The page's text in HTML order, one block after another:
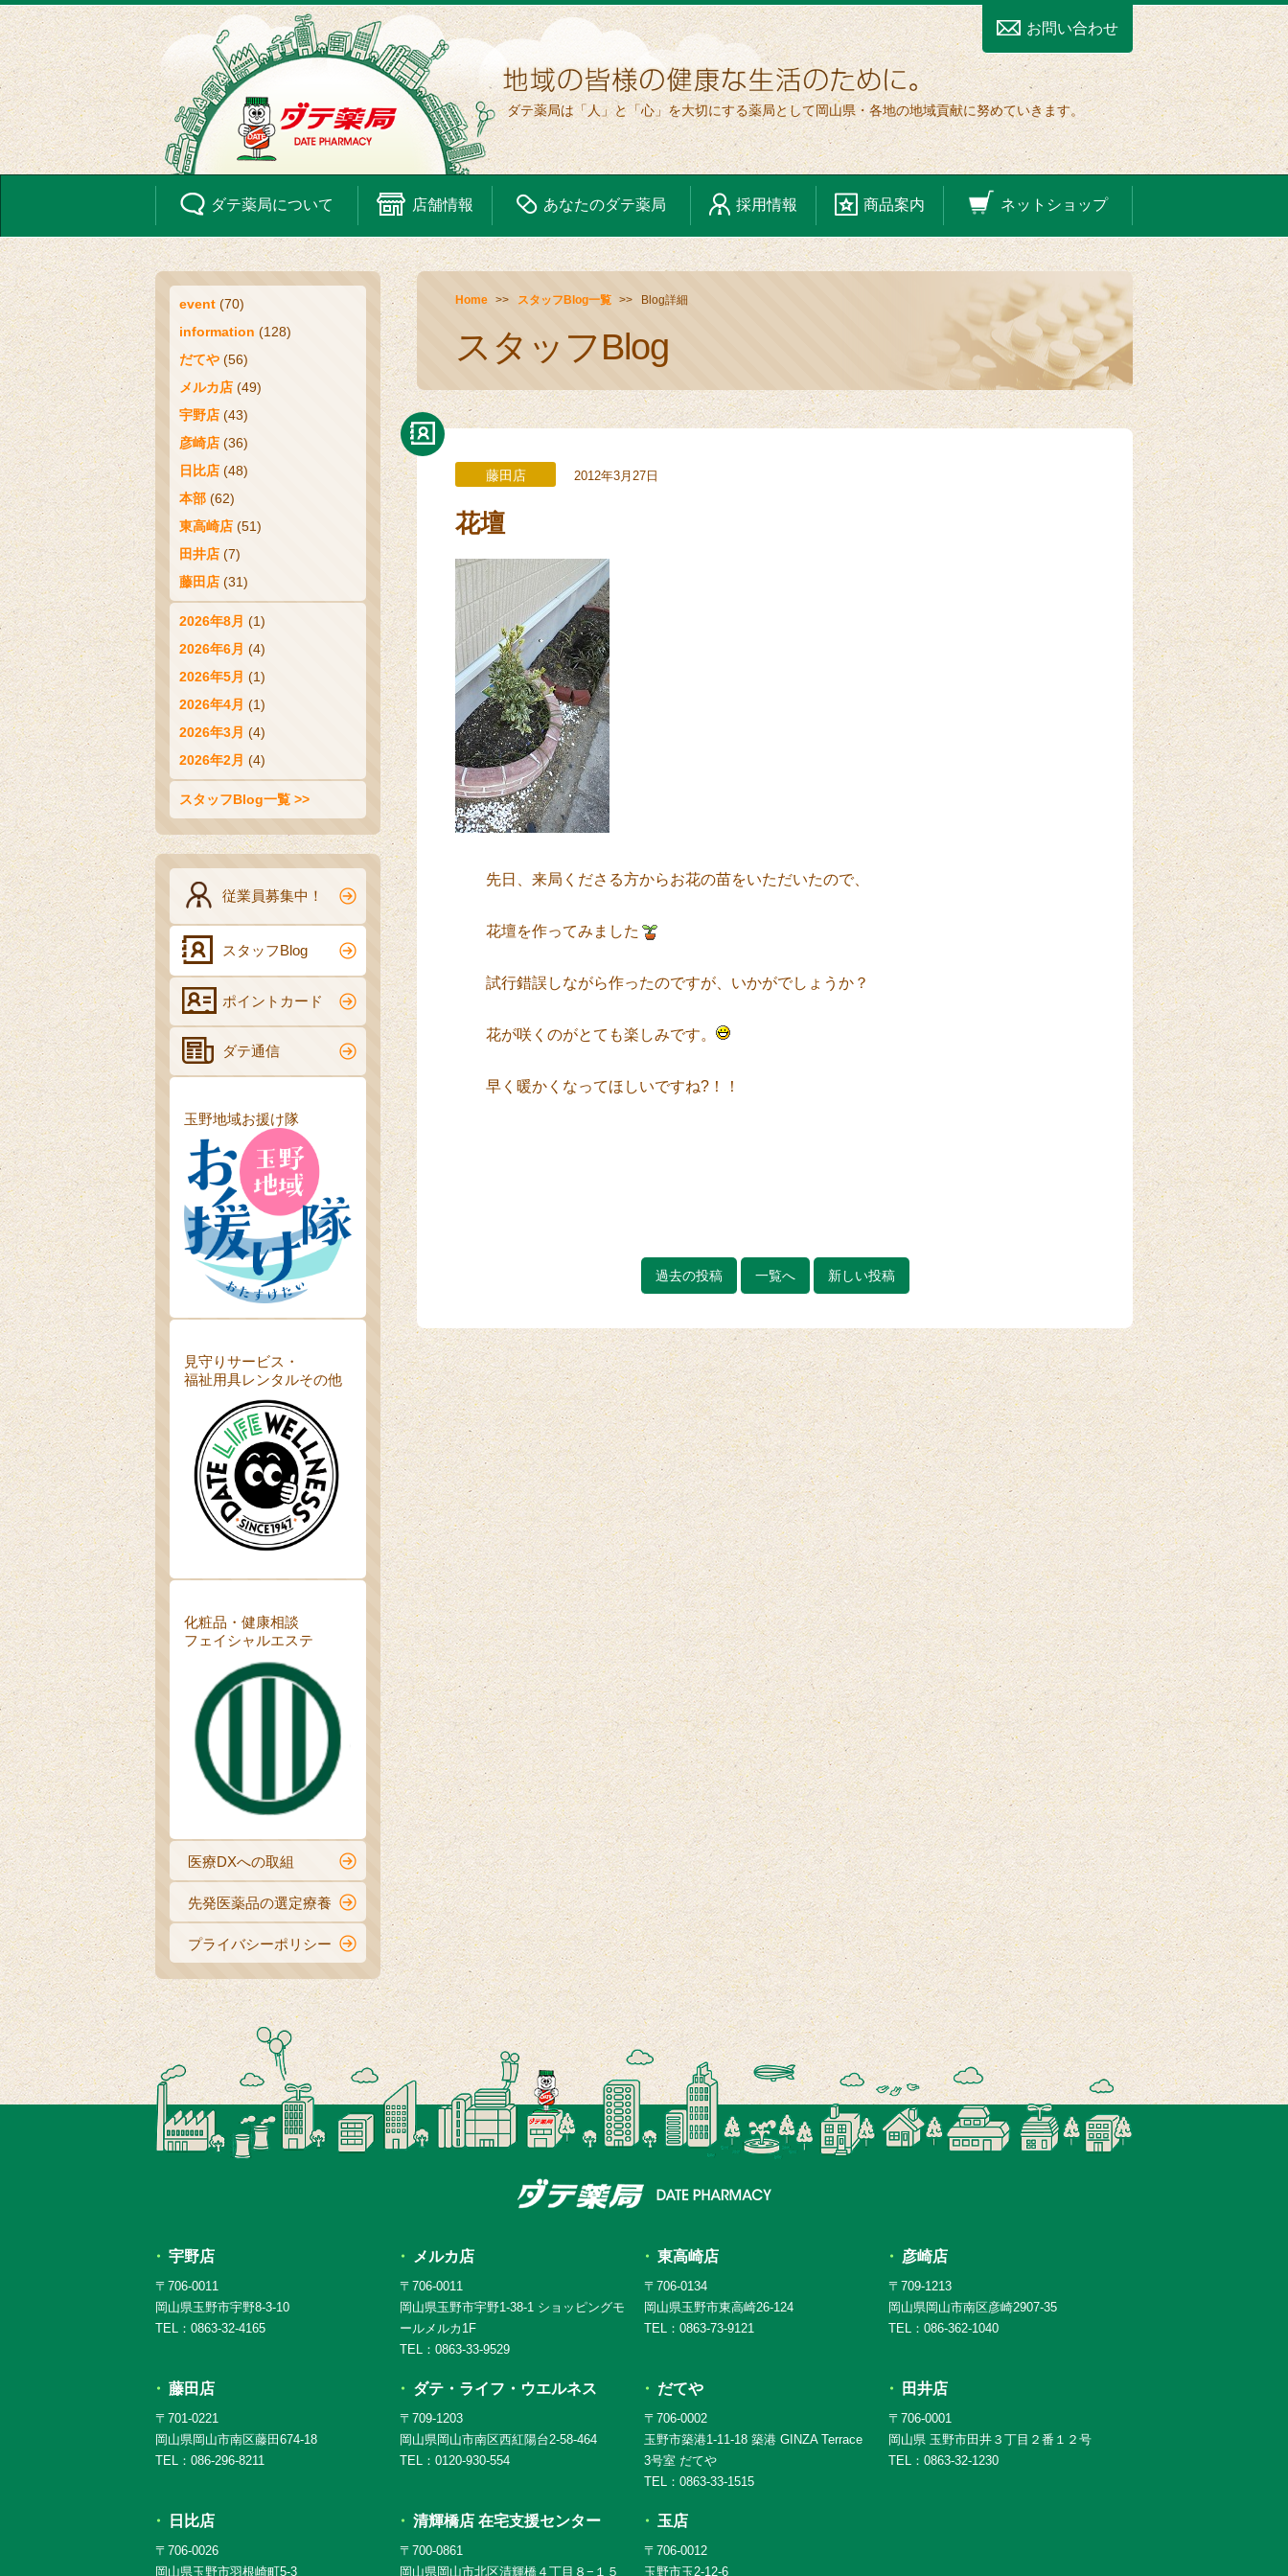
ダテ薬局は「人」と「心」を大切にする薬局として岡山県・各地の地域貢献に努めていきます。
お問い合わせ
ダテ薬局について 店舗情報 あなたのダテ薬局 採用情報 商品案内 ネットショップ
Home スタッフBlog一覧 Blog詳細
スタッフBlog
藤田店 2012年3月27日
花壇
先日、来局くださる方からお花の苗をいただいたので、
花壇を作ってみました
試行錯誤しながら作ったのですが、いかがでしょうか？
花が咲くのがとても楽しみです。
早く暖かくなってほしいですね?！！
過去の投稿 一覧へ 新しい投稿
event (70)
information (128)
だてや (56)
メルカ店 (49)
宇野店 (43)
彦崎店 (36)
日比店 (48)
本部 (62)
東高崎店 (51)
田井店 (7)
藤田店 (31)
2026年8月 (1)
2026年6月 (4)
2026年5月 (1)
2026年4月 (1)
2026年3月 (4)
2026年2月 (4)
スタッフBlog一覧 >>
従業員募集中！
スタッフBlog
ポイントカード
ダテ通信
玉野地域お援け隊
見守りサービス・
福祉用具レンタルその他
化粧品・健康相談
フェイシャルエステ
医療DXへの取組
先発医薬品の選定療養
プライバシーポリシー
宇野店
〒706-0011
岡山県玉野市宇野8-3-10
TEL：0863-32-4165
メルカ店
〒706-0011
岡山県玉野市宇野1-38-1 ショッピングモ
ールメルカ1F
TEL：0863-33-9529
東高崎店
〒706-0134
岡山県玉野市東高崎26-124
TEL：0863-73-9121
彦崎店
〒709-1213
岡山県岡山市南区彦崎2907-35
TEL：086-362-1040
藤田店
〒701-0221
岡山県岡山市南区藤田674-18
TEL：086-296-8211
ダテ・ライフ・ウエルネス
〒709-1203
岡山県岡山市南区西紅陽台2-58-464
TEL：0120-930-554
だてや
〒706-0002
玉野市築港1-11-18 築港 GINZA Terrace
3号室 だてや
TEL：0863-33-1515
田井店
〒706-0001
岡山県 玉野市田井３丁目２番１２号
TEL：0863-32-1230
日比店
〒706-0026
岡山県玉野市羽根崎町5-3
清輝橋店 在宅支援センター
〒700-0861
岡山県岡山市北区清輝橋４丁目８−１５
玉店
〒706-0012
玉野市玉2-12-6